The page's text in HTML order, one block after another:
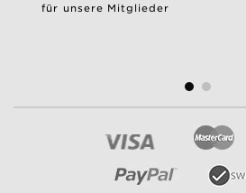
für unsere Mitglieder